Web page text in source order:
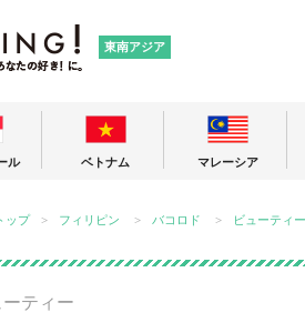
東南アジア
ル ベトナム マレーシア
ップ フィリピン バコロド ビューティー
ティー